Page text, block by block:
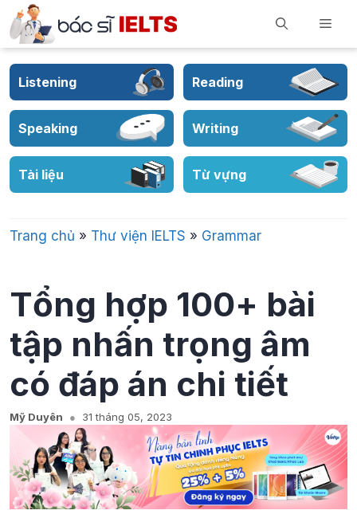
Skip
to
content
Listening Reading
Speaking Writing
Tài liệu Từ vựng
Trang chủ » Thư viện IELTS » Grammar
Tổng hợp 100+ bài
tập nhấn trọng âm
có đáp án chi tiết
Mỹ Duyên 31 tháng 05, 2023